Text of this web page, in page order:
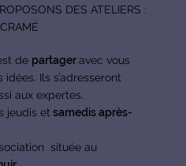
DES ATELIERS :
de partageravec vous
Ils s’adresseront
aux expertes.
jeudis etsamedis après-
située au